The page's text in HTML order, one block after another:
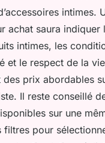
intimes.
achat saura indiquer
intimes, les
et le respect de la
des prix abordables
Il reste conseillé
sur une
filtres pour